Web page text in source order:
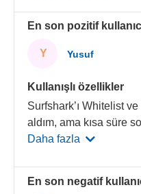
En son pozitif
Y Yusuf
Kullanışlı özellikler
Surfshark’ı Whitelist
aldım, ama kısa süre
Daha fazla
En son negatif